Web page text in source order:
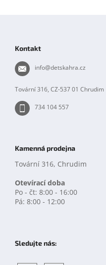
Kontakt
info@detskahra.cz
Tovární 316, CZ-537 01 Chrudim
734 104 557
Kamenná prodejna
Tovární 316, Chrudim
Otevírací doba
Po - čt: 8:00 - 16:00
Pá: 8:00 - 12:00
Sledujte nás: